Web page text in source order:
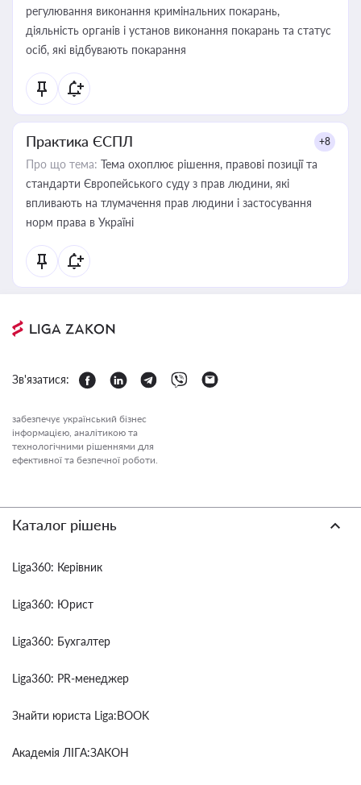
регулювання виконання кримінальних покарань,
діяльність органів і установ виконання покарань та статус
осіб, які відбувають покарання
Практика ЄСПЛ +8
Про що тема: Тема охоплює рішення, правові позиції та
стандарти Європейського суду з прав людини, які
впливають на тлумачення прав людини і застосування
норм права в Україні
Зв'язатися:
забезпечує український бізнес
інформацією, аналітикою та
технологічними рішеннями для
ефективної та безпечної роботи.
Каталог рішень
Liga360: Керівник
Liga360: Юрист
Liga360: Бухгалтер
Liga360: PR-менеджер
Знайти юриста Liga:BOOK
Академія ЛІГА:ЗАКОН